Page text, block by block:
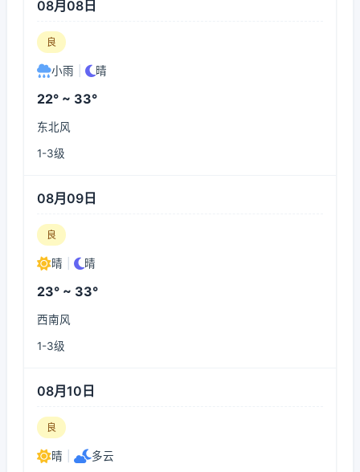
08月08日
良
小雨 晴
22° ~ 33°
东北风
1-3级
08月09日
良
晴 晴
23° ~ 33°
西南风
1-3级
08月10日
良
晴 多云